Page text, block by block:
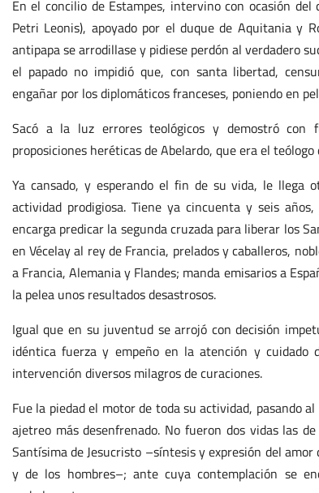
En el concilio de Estampes, intervino con ocasión
Petri Leonis), apoyado por el duque de Aquitania y
antipapa se arrodillase y pidiese perdón al verdadero
el papado no impidió que, con santa libertad,
engañar por los diplomáticos franceses, poniendo en
Sacó a la luz errores teológicos y demostró con
proposiciones heréticas de Abelardo, que era el
Ya cansado, y esperando el fin de su vida, le llega
actividad prodigiosa. Tiene ya cincuenta y seis
encarga predicar la segunda cruzada para liberar los
en Vécelay al rey de Francia, prelados y caballeros,
a Francia, Alemania y Flandes; manda emisarios a
la pelea unos resultados desastrosos.
Igual que en su juventud se arrojó con decisión
idéntica fuerza y empeño en la atención y cuidado
intervención diversos milagros de curaciones.
Fue la piedad el motor de toda su actividad, pasando
ajetreo más desenfrenado. No fueron dos vidas las
Santísima de Jesucristo –síntesis y expresión del
y de los hombres–; ante cuya contemplación se